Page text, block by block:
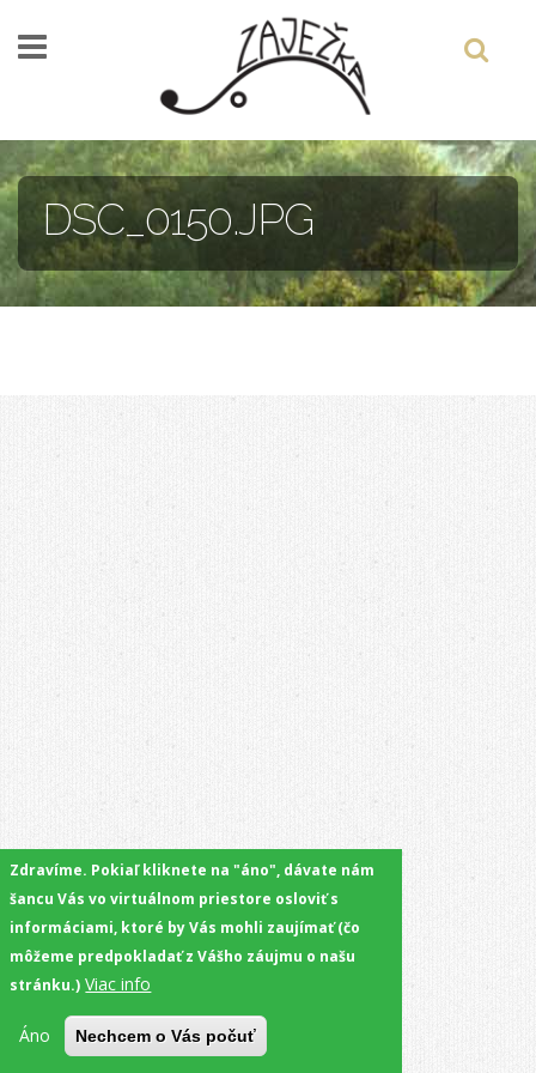
DSC_0150.JPG
Zdravíme. Pokiaľ kliknete na "áno", dávate nám
šancu Vás vo virtuálnom priestore osloviť s
informáciami, ktoré by Vás mohli zaujímať (čo
môžeme predpokladať z Vášho záujmu o našu
stránku.) Viac info
Áno Nechcem o Vás počuť